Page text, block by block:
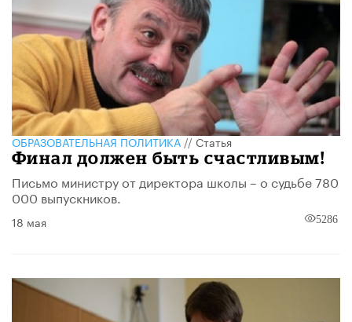
ОБРАЗОВАТЕЛЬНАЯ ПОЛИТИКА//Статья
Финал должен быть счастливым!
Письмо министру от директора школы – о судьбе 780
000 выпускников.
18 мая 5286